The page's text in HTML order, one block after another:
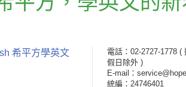
希平方學英文 電話：02-2727-1778 (
假日除外 )
E-mail：
統編：24746401